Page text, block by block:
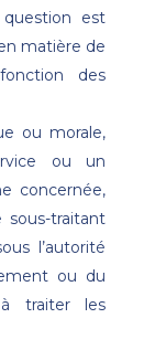
est
matière de
des
ou morale,
ou un
concernée,
traitant
l’autorité
ou du
à traiter les